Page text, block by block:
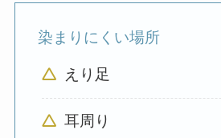
染まりにくい場所
えり足
耳周り